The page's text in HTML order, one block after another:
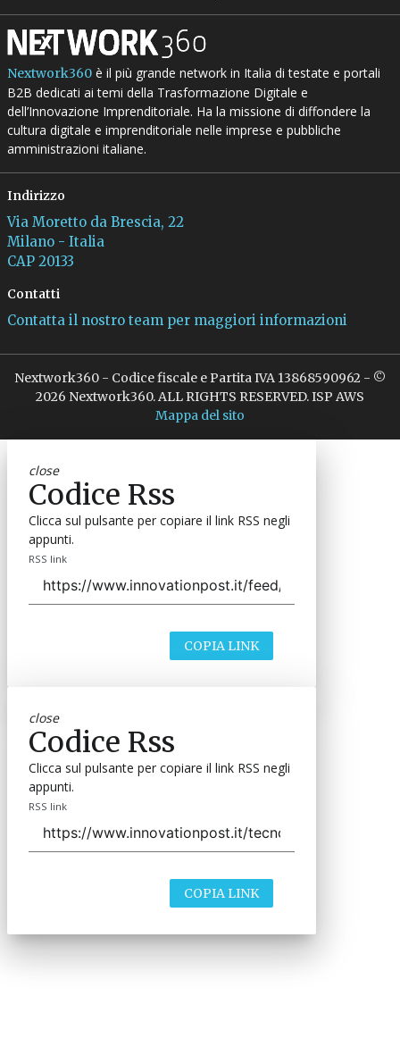
Nextwork360è il più grande network in Italia di testate e portali
B2B dedicati ai temi della Trasformazione Digitale e
dell’Innovazione Imprenditoriale. Ha la missione di diffondere la
cultura digitale e imprenditoriale nelle imprese e pubbliche
amministrazioni italiane.
Indirizzo
Via Moretto da Brescia, 22
Milano - Italia
CAP 20133
Contatti
Contatta il nostro team per maggiori informazioni
Nextwork360 - Codice fiscale e Partita IVA 13868590962 - ©
2026 Nextwork360. ALL RIGHTS RESERVED. ISP AWS
Mappa del sito
close
Codice Rss
Clicca sul pulsante per copiare il link RSS negli
appunti.
RSS link
COPIA LINK
close
Codice Rss
Clicca sul pulsante per copiare il link RSS negli
appunti.
RSS link
COPIA LINK